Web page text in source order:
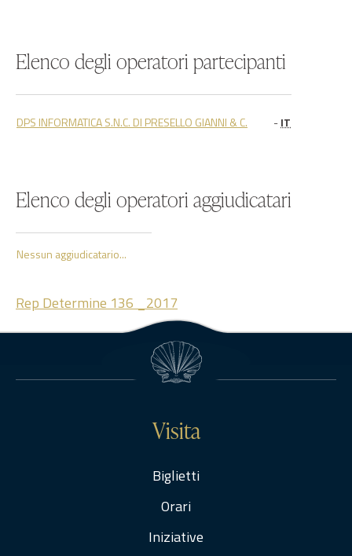
Elenco degli operatori partecipanti
DPS INFORMATICA S.N.C. DI PRESELLO GIANNI & C. -IT
Elenco degli operatori aggiudicatari
Nessun aggiudicatario...
Rep Determine 136 _2017
Visita
Biglietti
Orari
Iniziative